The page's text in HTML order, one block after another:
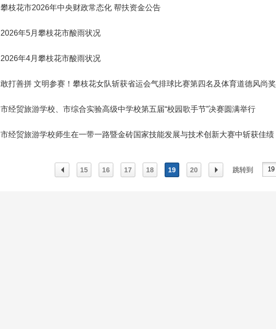
攀枝花市2026年中央财政常态化 帮扶资金公告
2026年5月攀枝花市酸雨状况
2026年4月攀枝花市酸雨状况
敢打善拼 文明参赛！攀枝花女队斩获省运会气排球比赛第四名及体育道德风尚奖
市经贸旅游学校、市综合实验高级中学校第五届“校园歌手节”决赛圆满举行
市经贸旅游学校师生在一带一路暨金砖国家技能发展与技术创新大赛中斩获佳绩
15 16 17 18 19 20 跳转到